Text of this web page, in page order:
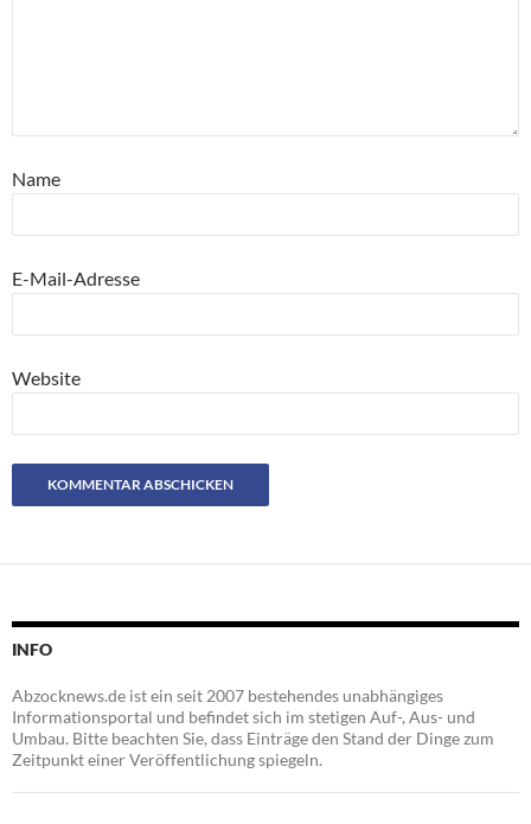
Name
E-Mail-Adresse
Website
INFO
Abzocknews.de ist ein seit 2007 bestehendes unabhängiges
Informationsportal und befindet sich im stetigen Auf-, Aus- und
Umbau. Bitte beachten Sie, dass Einträge den Stand der Dinge zum
Zeitpunkt einer Veröffentlichung spiegeln.